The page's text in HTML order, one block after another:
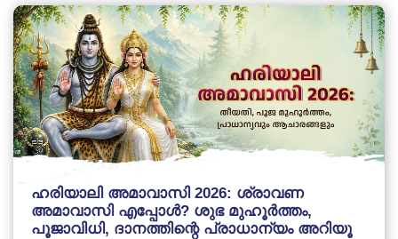
ഹരിയാലി അമാവാസി 2026: ശ്രാവണ
അമാവാസി എപ്പോൾ? ശുഭ മുഹൂർത്തം,
പൂജാവിധി, ദാനത്തിന്റെ പ്രാധാന്യം അറിയൂ